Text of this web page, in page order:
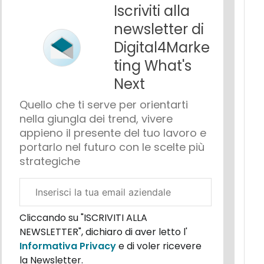
Iscriviti alla
newsletter di
Digital4Marke
ting What's
Next
Quello che ti serve per orientarti
nella giungla dei trend, vivere
appieno il presente del tuo lavoro e
portarlo nel futuro con le scelte più
strategiche
aziendale
Cliccando su "ISCRIVITI ALLA
NEWSLETTER", dichiaro di aver letto l'
Informativa Privacye di voler ricevere
la Newsletter.